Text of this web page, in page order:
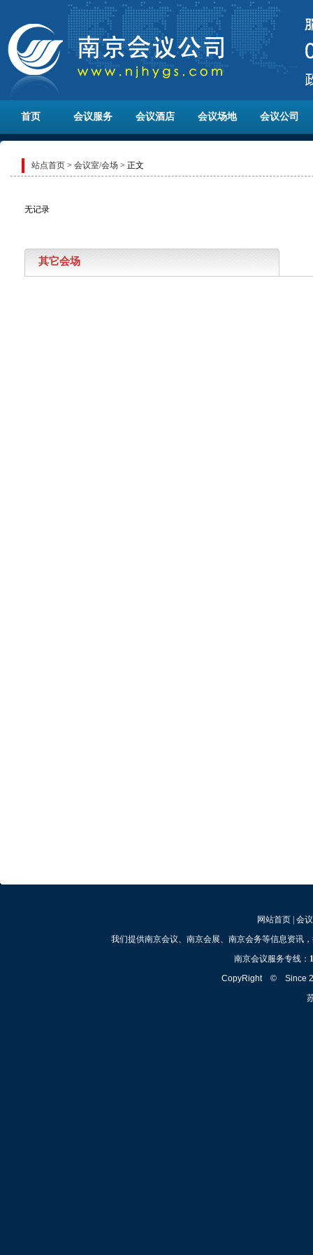
首页 会议服务 会议酒店 会议场地 会议公司
站点首页 > 会议室/会场 > 正文
无记录
其它会场
网站首页| 会
我们提供南京会议、南京会展、南京会务等信息资讯
南京会议服务专线：
CopyRight © Since